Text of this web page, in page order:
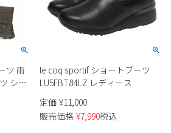
ツ 雨
ショ
軽
IV
le coq sportif ショートブーツ
LU5FBT84LZ レディース
定価 ¥11,000
販売価格 ¥7,990税込